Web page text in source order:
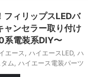
フィリップスLEDバ
ャンセラー取り付け
系電装系DIY〜
エース, ハイエースLED, ハ
ム, ハイエース電装パーツ